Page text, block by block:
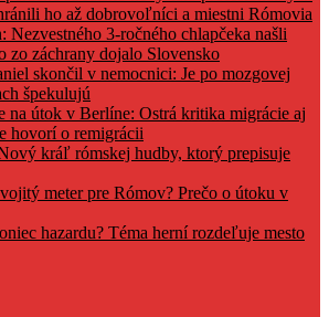
ho až dobrovoľníci a miestni Rómovia
Nezvestného 3-ročného chlapčeka našli
zo záchrany dojalo Slovensko
skončil v nemocnici: Je po mozgovej
špekulujú
na útok v Berlíne: Ostrá kritika migrácie aj
hovorí o remigrácii
kráľ rómskej hudby, ktorý prepisuje
meter pre Rómov? Prečo o útoku v
hazardu? Téma herní rozdeľuje mesto